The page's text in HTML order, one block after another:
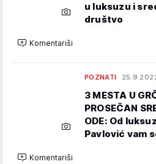
u luksuzu i
društvo
Komentariši
POZNATI
3 MESTA U
PROSEČAN
ODE: Od
Pavlović vam
Komentariši